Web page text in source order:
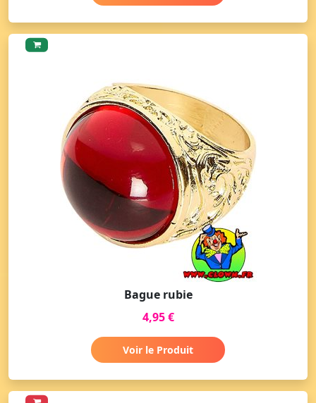
Bague rubie
4,95 €
Voir le Produit